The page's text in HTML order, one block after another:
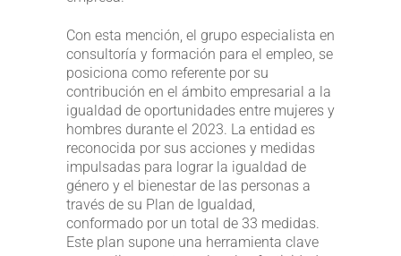
Con esta mención, el grupo especialista en
consultoría y formación para el empleo, se
posiciona como referente por su
contribución en el ámbito empresarial a la
igualdad de oportunidades entre mujeres y
hombres durante el 2023. La entidad es
reconocida por sus acciones y medidas
impulsadas para lograr la igualdad de
género y el bienestar de las personas a
través de su Plan de Igualdad,
conformado por un total de 33 medidas.
Este plan supone una herramienta clave